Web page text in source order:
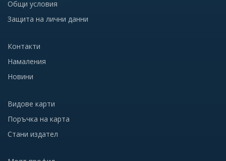
Общи условия
Защита на лични данни
Контакти
Намаления
Новини
Видове карти
Поръчка на карта
Стани издател